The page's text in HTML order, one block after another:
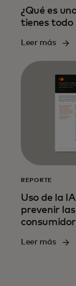
¿Qué es
tienes todo
Leer más
REPORTE
Uso de la
prevenir
Leer más